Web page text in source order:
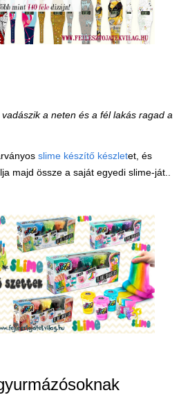
a neten és a fél lakás ragad a
slime készítő készletet, és
majd össze a saját egyedi slime-ját..